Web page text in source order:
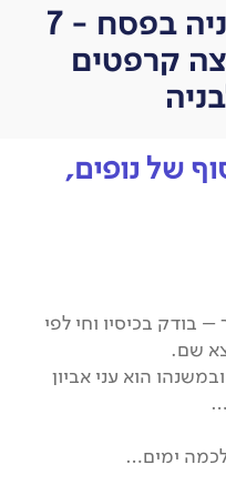
טיול ג'יפים לרומניה בפסח - 7
קרפטים
של נופים,
בודק בכיסיו וחי לפי
שם.
הוא עני אביון
לכמה ימים…